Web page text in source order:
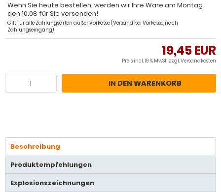
Wenn Sie heute bestellen, werden wir Ihre Ware am Montag
den 10.08 für Sie versenden!
Gilt für alle Zahlungsarten außer Vorkasse (Versand bei Vorkasse, nach
Zahlungseingang).
19,45 EUR
Preis incl. 19 % MwSt. zzgl.Versandkosten
IN DEN WARENKORB
Beschreibung
Produktempfehlungen
Explosionszeichnungen